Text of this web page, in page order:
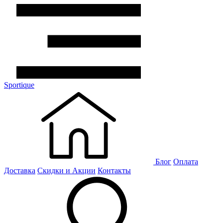
Sportique
Блог Оплата
Доставка Скидки и Акции Контакты